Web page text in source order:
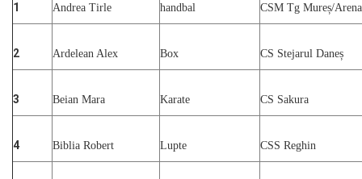
1 Andrea Tirle handbal CSM Tg Mureș/Arena
2 Ardelean Alex Box CS Stejarul Daneș
3 Beian Mara Karate CS Sakura
4 Biblia Robert Lupte CSS Reghin